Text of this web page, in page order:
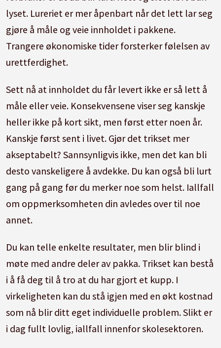
lyset. Lureriet er mer åpenbart når det lett lar seg
gjøre å måle og veie innholdet i pakkene.
Trangere økonomiske tider forsterker følelsen av
urettferdighet.
Sett nå at innholdet du får levert ikke er så lett å
måle eller veie. Konsekvensene viser seg kanskje
heller ikke på kort sikt, men først etter noen år.
Kanskje først sent i livet. Gjør det trikset mer
akseptabelt? Sannsynligvis ikke, men det kan bli
desto vanskeligere å avdekke. Du kan også bli lurt
gang på gang før du merker noe som helst. Iallfall
om oppmerksomheten din avledes over til noe
annet.
Du kan telle enkelte resultater, men blir blind i
møte med andre deler av pakka. Trikset kan bestå
i å få deg til å tro at du har gjort et kupp. I
virkeligheten kan du stå igjen med en økt kostnad
som nå blir ditt eget individuelle problem. Slikt er
i dag fullt lovlig, iallfall innenfor skolesektoren.